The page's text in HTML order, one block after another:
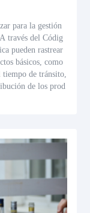
para la gestión
través del Códig
pueden rastrear
básicos, como
de tránsito,
de los prod